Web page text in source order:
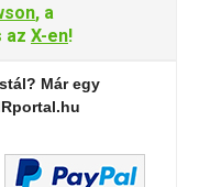
, a
az X-en!
Már egy